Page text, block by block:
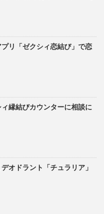
プリ「ゼクシィ恋結び」で恋
ィ縁結びカウンターに相談に
オドラント「チュラリア」